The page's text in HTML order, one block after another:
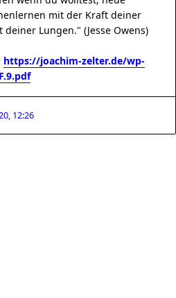
mit der Kraft deiner
Lungen." (Jesse Owens)
https://joachim-zelter.de/wp-
12:26